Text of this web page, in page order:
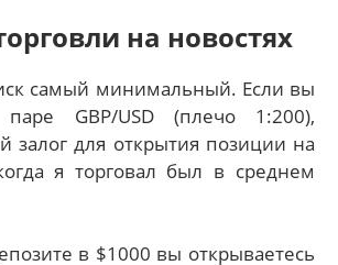
на новостях
самый минимальный. Если вы
GBP/USD (плечо 1:200),
залог для открытия позиции на
я торговал был в среднем
в $1000 вы открываетесь